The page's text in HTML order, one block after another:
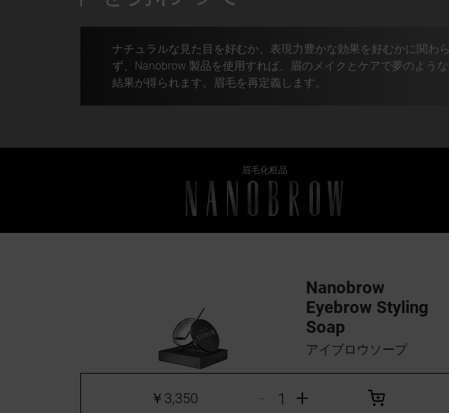
ナチュラルな見た目を好むか、表現力豊かな効果を好むかに関わら
ず、Nanobrow 製品を使用すれば、眉のメイクとケアで夢のような
結果が得られます。眉毛を再定義します。
眉毛化粧品
Nanobrow
Eyebrow Styling
Soap
アイブロウソープ
￥3,350 +